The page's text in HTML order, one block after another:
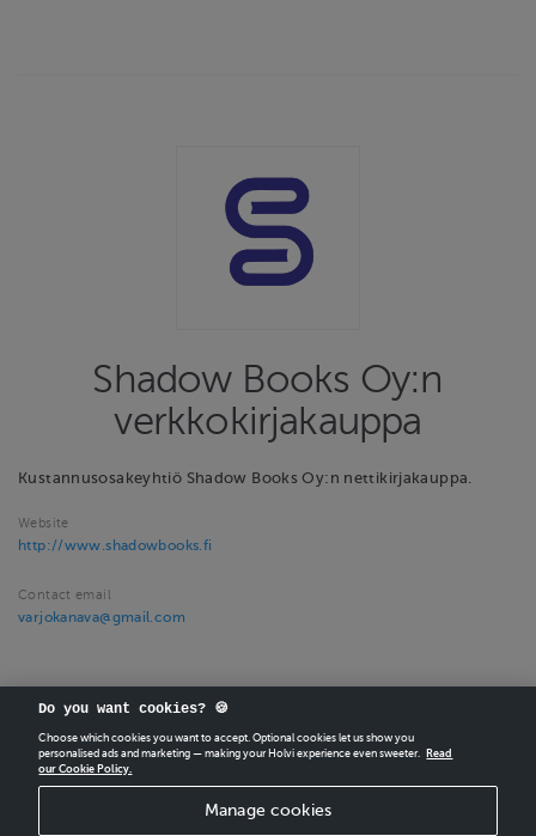
Shadow Books Oy:n
verkkokirjakauppa
Kustannusosakeyhtiö Shadow Books Oy:n nettikirjakauppa.
Website
http://www.shadowbooks.fi
Contact email
varjokanava@gmail.com
CREATEYOUR OWN HOLVI ONLINE STORE IN MINUTES.
Do you want cookies? 🍪
Choose which cookies you want to accept. Optional cookies let us show you
personalised ads and marketing — making your Holvi experience even sweeter.
Read
our Cookie Policy.
Manage cookies